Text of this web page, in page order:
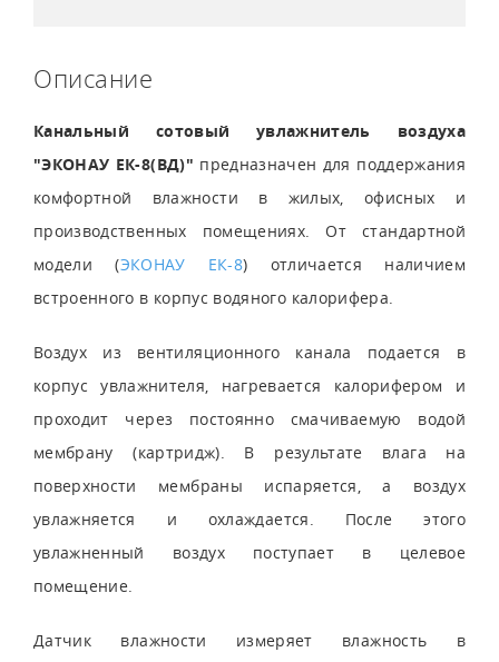
Описание
Канальный сотовый увлажнитель воздуха
"ЭКОНАУ ЕК-8(ВД)" предназначен для поддержания
комфортной влажности в жилых, офисных и
производственных помещениях. От стандартной
модели (ЭКОНАУ ЕК-8) отличается наличием
встроенного в корпус водяного калорифера.
Воздух из вентиляционного канала подается в
корпус увлажнителя, нагревается калорифером и
проходит через постоянно смачиваемую водой
мембрану (картридж). В результате влага на
поверхности мембраны испаряется, а воздух
увлажняется и охлаждается. После этого
увлажненный воздух поступает в целевое
помещение.
Датчик влажности измеряет влажность в